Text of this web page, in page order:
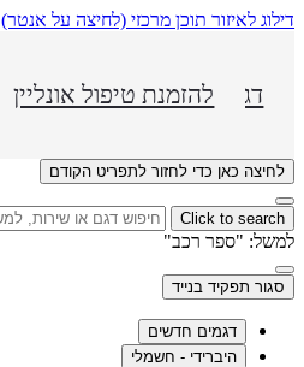
דילוג לאיזור תוכן מרכזי (לחיצה על אנטר)
דגמים חדשים
להזמנת טיפול אונליין
לחיצה כאן כדי לחזור לתפריט הקודם
Click to search
למשל: "ספר רכב"
סגור תפקיד בנייד
דגמים חדשים
היברידי - חשמלי